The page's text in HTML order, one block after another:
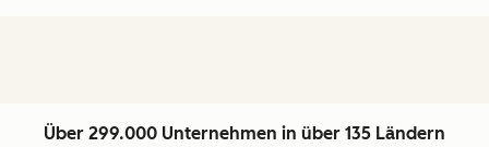
Über 299.000 Unternehmen in über 135 Ländern